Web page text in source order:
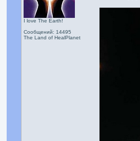
I love The Earth!
Сообщений: 14495
The Land of HealPlanet